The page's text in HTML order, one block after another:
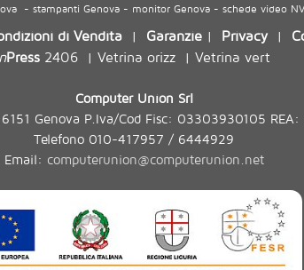
- stampanti Genova - monitor Genova - schede video
di Vendita | Garanzie | Privacy|
nPress2406| Vetrina orizz| Vetrina vert
Computer Union Srl
Genova P.Iva/Cod Fisc: 03303930105 REA:
Telefono 010-417957 / 6444929
Email: computerunion@computerunion.net